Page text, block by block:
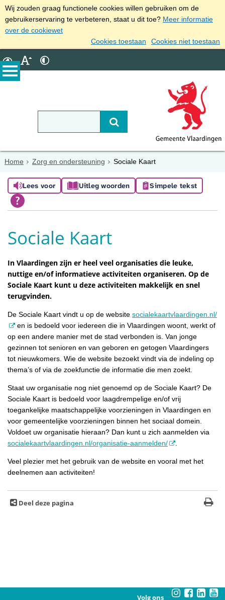
Wij zouden graag functionele cookies willen gebruiken om de
gebruikerservaring te verbeteren, staat u dit toe? Meer informatie
over de cookiewet
Cookies toestaan
Cookies niet toestaan
Home Zorg en ondersteuning Sociale Kaart
Lees voor Uitleg woorden Simpele tekst
Sociale Kaart
In Vlaardingen zijn er heel veel organisaties die leuke,
nuttige en/of informatieve activiteiten organiseren. Op de
Sociale Kaart kunt u deze activiteiten makkelijk en snel
terugvinden.
De Sociale Kaart vindt u op de website socialekaartvlaardingen.nl/
en is bedoeld voor iedereen die in Vlaardingen woont, werkt of
op een andere manier met de stad verbonden is. Van jonge
gezinnen tot senioren en van geboren en getogen Vlaardingers
tot nieuwkomers. Wie de website bezoekt vindt via de indeling op
thema’s of via de zoekfunctie de informatie die men zoekt.
Staat uw organisatie nog niet genoemd op de Sociale Kaart? De
Sociale Kaart is bedoeld voor laagdrempelige en/of vrij
toegankelijke maatschappelijke voorzieningen in Vlaardingen en
voor gemeentelijke voorzieningen binnen het sociaal domein.
Voldoet uw organisatie hieraan? Dan kunt u zich aanmelden via
socialekaartvlaardingen.nl/organisatie-aanmelden/
Veel plezier met het gebruik van de website en vooral met het
deelnemen aan activiteiten!
Deel deze pagina
Volg ons